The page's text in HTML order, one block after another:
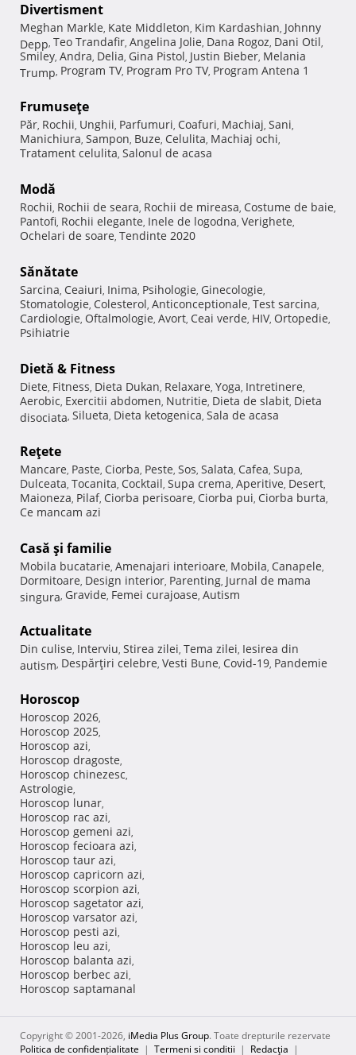
Divertisment
Meghan Markle, Kate Middleton, Kim Kardashian, Johnny
Depp, Teo Trandafir, Angelina Jolie, Dana Rogoz, Dani Otil,
Smiley, Andra, Delia, Gina Pistol, Justin Bieber, Melania
Trump, Program TV, Program Pro TV, Program Antena 1
Frumuseţe
Păr, Rochii, Unghii, Parfumuri, Coafuri, Machiaj, Sani,
Manichiura, Sampon, Buze, Celulita, Machiaj ochi,
Tratament celulita, Salonul de acasa
Modă
Rochii, Rochii de seara, Rochii de mireasa, Costume de baie,
Pantofi, Rochii elegante, Inele de logodna, Verighete,
Ochelari de soare, Tendinte 2020
Sănătate
Sarcina, Ceaiuri, Inima, Psihologie, Ginecologie,
Stomatologie, Colesterol, Anticonceptionale, Test sarcina,
Cardiologie, Oftalmologie, Avort, Ceai verde, HIV, Ortopedie,
Psihiatrie
Dietă & Fitness
Diete, Fitness, Dieta Dukan, Relaxare, Yoga, Intretinere,
Aerobic, Exercitii abdomen, Nutritie, Dieta de slabit, Dieta
disociata, Silueta, Dieta ketogenica, Sala de acasa
Reţete
Mancare, Paste, Ciorba, Peste, Sos, Salata, Cafea, Supa,
Dulceata, Tocanita, Cocktail, Supa crema, Aperitive, Desert,
Maioneza, Pilaf, Ciorba perisoare, Ciorba pui, Ciorba burta,
Ce mancam azi
Casă şi familie
Mobila bucatarie, Amenajari interioare, Mobila, Canapele,
Dormitoare, Design interior, Parenting, Jurnal de mama
singura, Gravide, Femei curajoase, Autism
Actualitate
Din culise, Interviu, Stirea zilei, Tema zilei, Iesirea din
autism, Despărţiri celebre, Vesti Bune, Covid-19, Pandemie
Horoscop
Horoscop 2026,
Horoscop 2025,
Horoscop azi,
Horoscop dragoste,
Horoscop chinezesc,
Astrologie,
Horoscop lunar,
Horoscop rac azi,
Horoscop gemeni azi,
Horoscop fecioara azi,
Horoscop taur azi,
Horoscop capricorn azi,
Horoscop scorpion azi,
Horoscop sagetator azi,
Horoscop varsator azi,
Horoscop pesti azi,
Horoscop leu azi,
Horoscop balanta azi,
Horoscop berbec azi,
Horoscop saptamanal
Copyright © 2001-2026, iMedia Plus Group. Toate drepturile rezervate
Politica de confidențialitate | Termeni si conditii | Redacţia |